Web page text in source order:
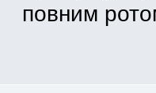
повним